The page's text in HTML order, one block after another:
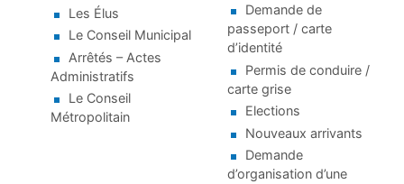
Les Élus
Le Conseil Municipal
Arrêtés – Actes
Administratifs
Le Conseil
Métropolitain
Demande de
passeport / carte
d’identité
Permis de conduire /
carte grise
Elections
Nouveaux arrivants
Demande
d’organisation d’une